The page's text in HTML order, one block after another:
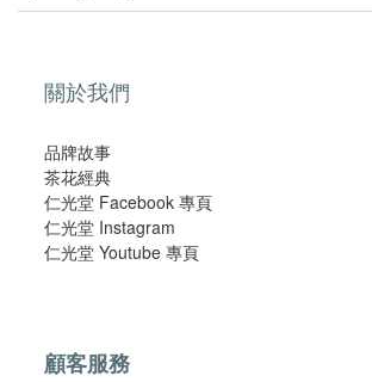
關於我們
品牌故事
茶花經典
仁光堂 Facebook 專頁
仁光堂 Instagram
仁光堂 Youtube 專頁
顧客服務